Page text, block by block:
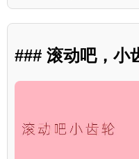
### 滚动吧，小